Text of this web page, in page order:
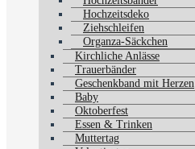
Hochzeitsdeko
Ziehschleifen
Organza-Säckchen
Kirchliche Anlässe
Trauerbänder
Geschenkband mit Herzen
Baby
Oktoberfest
Essen & Trinken
Muttertag